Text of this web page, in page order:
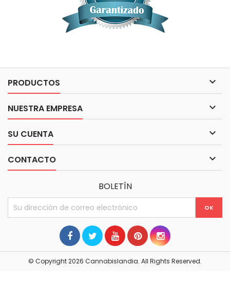
PRODUCTOS 
NUESTRA EMPRESA 
SU CUENTA 
CONTACTO 
BOLETÍN
© Copyright 2026 Cannabislandia. All Rights Reserved.